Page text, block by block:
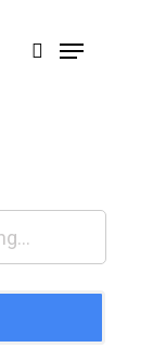
tìm kiếm
Menu